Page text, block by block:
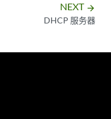
NEXT arrow_forward
DHCP 服务器